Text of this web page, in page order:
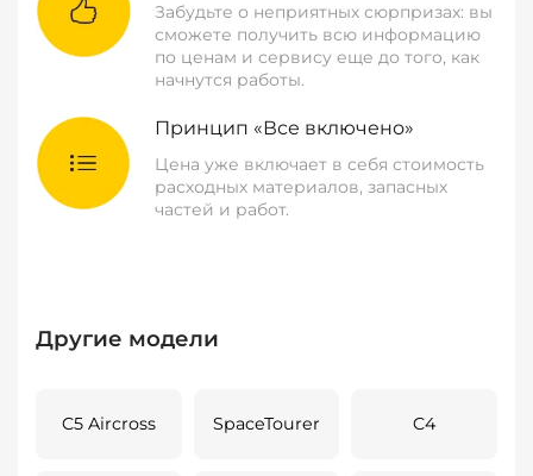
Забудьте о неприятных сюрпризах: вы
сможете получить всю информацию
по ценам и сервису еще до того, как
начнутся работы.
Принцип «Все включено»
Цена уже включает в себя стоимость
расходных материалов, запасных
частей и работ.
Другие модели
C5 Aircross SpaceTourer C4